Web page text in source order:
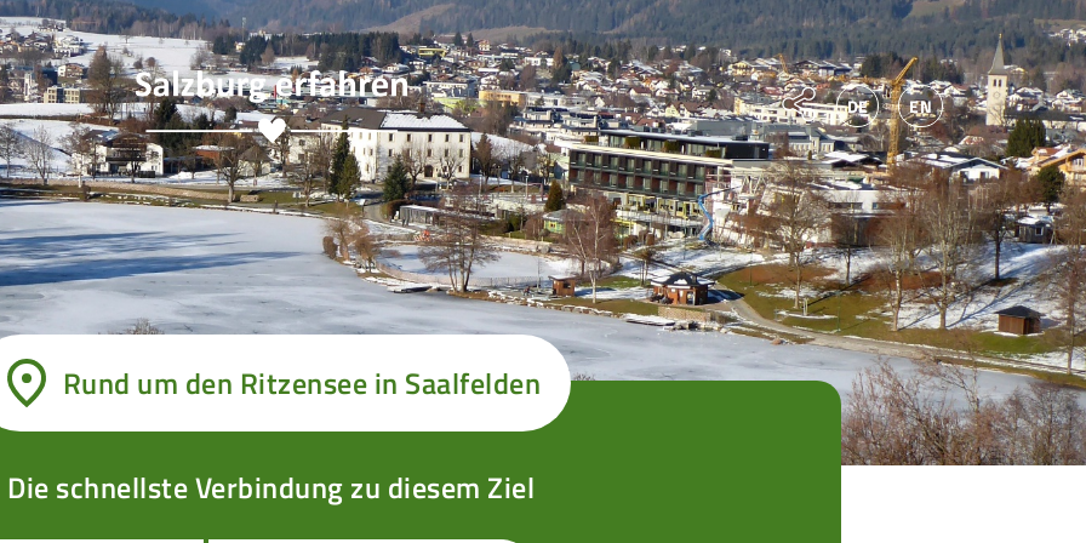
DE EN
Rund um den Ritzensee in Saalfelden
Die schnellste Verbindung zu diesem Ziel